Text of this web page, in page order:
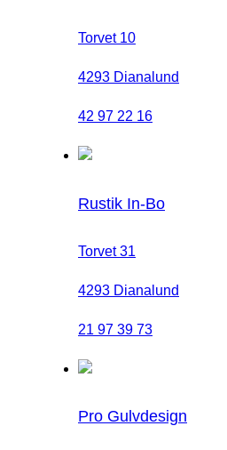
Torvet 10
4293 Dianalund
42 97 22 16
Rustik In-Bo
Torvet 31
4293 Dianalund
21 97 39 73
Pro Gulvdesign